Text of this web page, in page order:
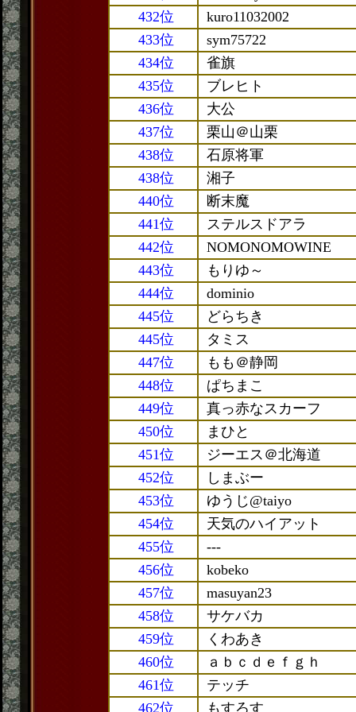
432位
kuro11032002
433位
sym75722
434位
雀旗
435位
ブレヒト
436位
大公
437位
栗山＠山栗
438位
石原将軍
438位
湘子
440位
断末魔
441位
ステルスドアラ
442位
NOMONOMOWINE
443位
もりゆ～
444位
dominio
445位
どらちき
445位
タミス
447位
もも＠静岡
448位
ぱちまこ
449位
真っ赤なスカーフ
450位
まひと
451位
ジーエス＠北海道
452位
しまぶー
453位
ゆうじ@taiyo
454位
天気のハイアット
455位
---
456位
kobeko
457位
masuyan23
458位
サケバカ
459位
くわあき
460位
ａｂｃｄｅｆｇｈ
461位
テッチ
462位
もすろす